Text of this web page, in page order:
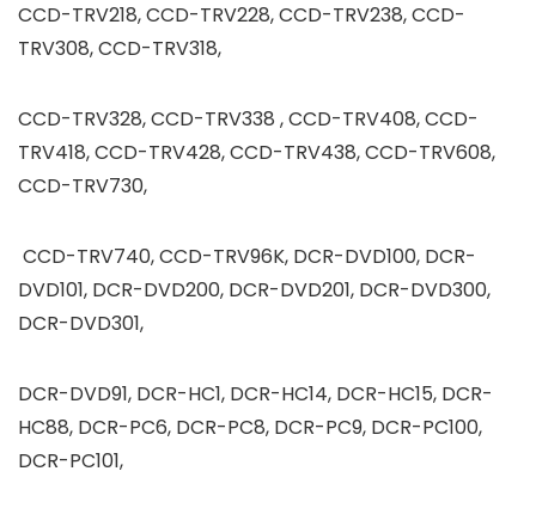
CCD-TRV218, CCD-TRV228, CCD-TRV238, CCD-
TRV308, CCD-TRV318,
CCD-TRV328, CCD-TRV338 , CCD-TRV408, CCD-
TRV418, CCD-TRV428, CCD-TRV438, CCD-TRV608,
CCD-TRV730,
CCD-TRV740, CCD-TRV96K, DCR-DVD100, DCR-
DVD101, DCR-DVD200, DCR-DVD201, DCR-DVD300,
DCR-DVD301,
DCR-DVD91, DCR-HC1, DCR-HC14, DCR-HC15, DCR-
HC88, DCR-PC6, DCR-PC8, DCR-PC9, DCR-PC100,
DCR-PC101,